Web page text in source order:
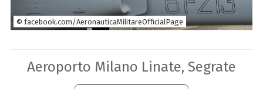
© facebook.com/AeronauticaMilitareOfficialPage
Aeroporto Milano Linate, Segrate